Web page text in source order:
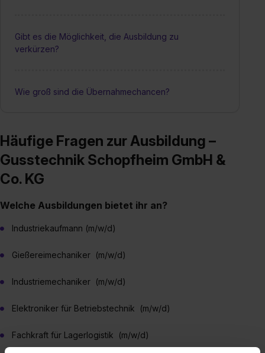
Gibt es die Möglichkeit, die Ausbildung zu
verkürzen?
Wie groß sind die Übernahmechancen?
Häufige Fragen zur Ausbildung –
Gusstechnik Schopfheim GmbH &
Co. KG
Welche Ausbildungen bietet ihr an?
Industriekaufmann (m/w/d)
Gießereimechaniker (m/w/d)
Industriemechaniker (m/w/d)
Elektroniker für Betriebstechnik (m/w/d)
Fachkraft für Lagerlogistik (m/w/d)